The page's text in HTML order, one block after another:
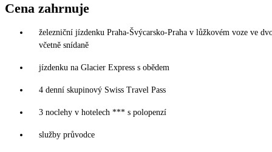
Cena zahrnuje
železniční jízdenku Praha-Švýcarsko-Praha v lůžkovém voze ve
včetně snídaně
jízdenku na Glacier Express s obědem
4 denní skupinový Swiss Travel Pass
3 noclehy v hotelech *** s polopenzí
služby průvodce